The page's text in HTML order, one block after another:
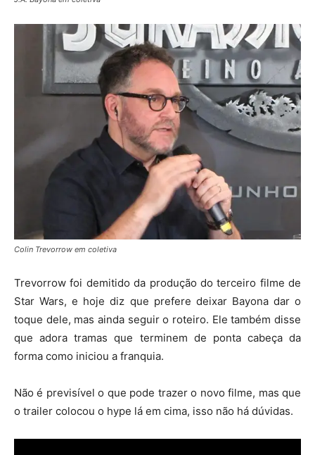
Colin Trevorrow em coletiva
Trevorrow foi demitido da produção do terceiro filme de
Star Wars, e hoje diz que prefere deixar Bayona dar o
toque dele, mas ainda seguir o roteiro. Ele também disse
que adora tramas que terminem de ponta cabeça da
forma como iniciou a franquia.
Não é previsível o que pode trazer o novo filme, mas que
o trailer colocou o hype lá em cima, isso não há dúvidas.